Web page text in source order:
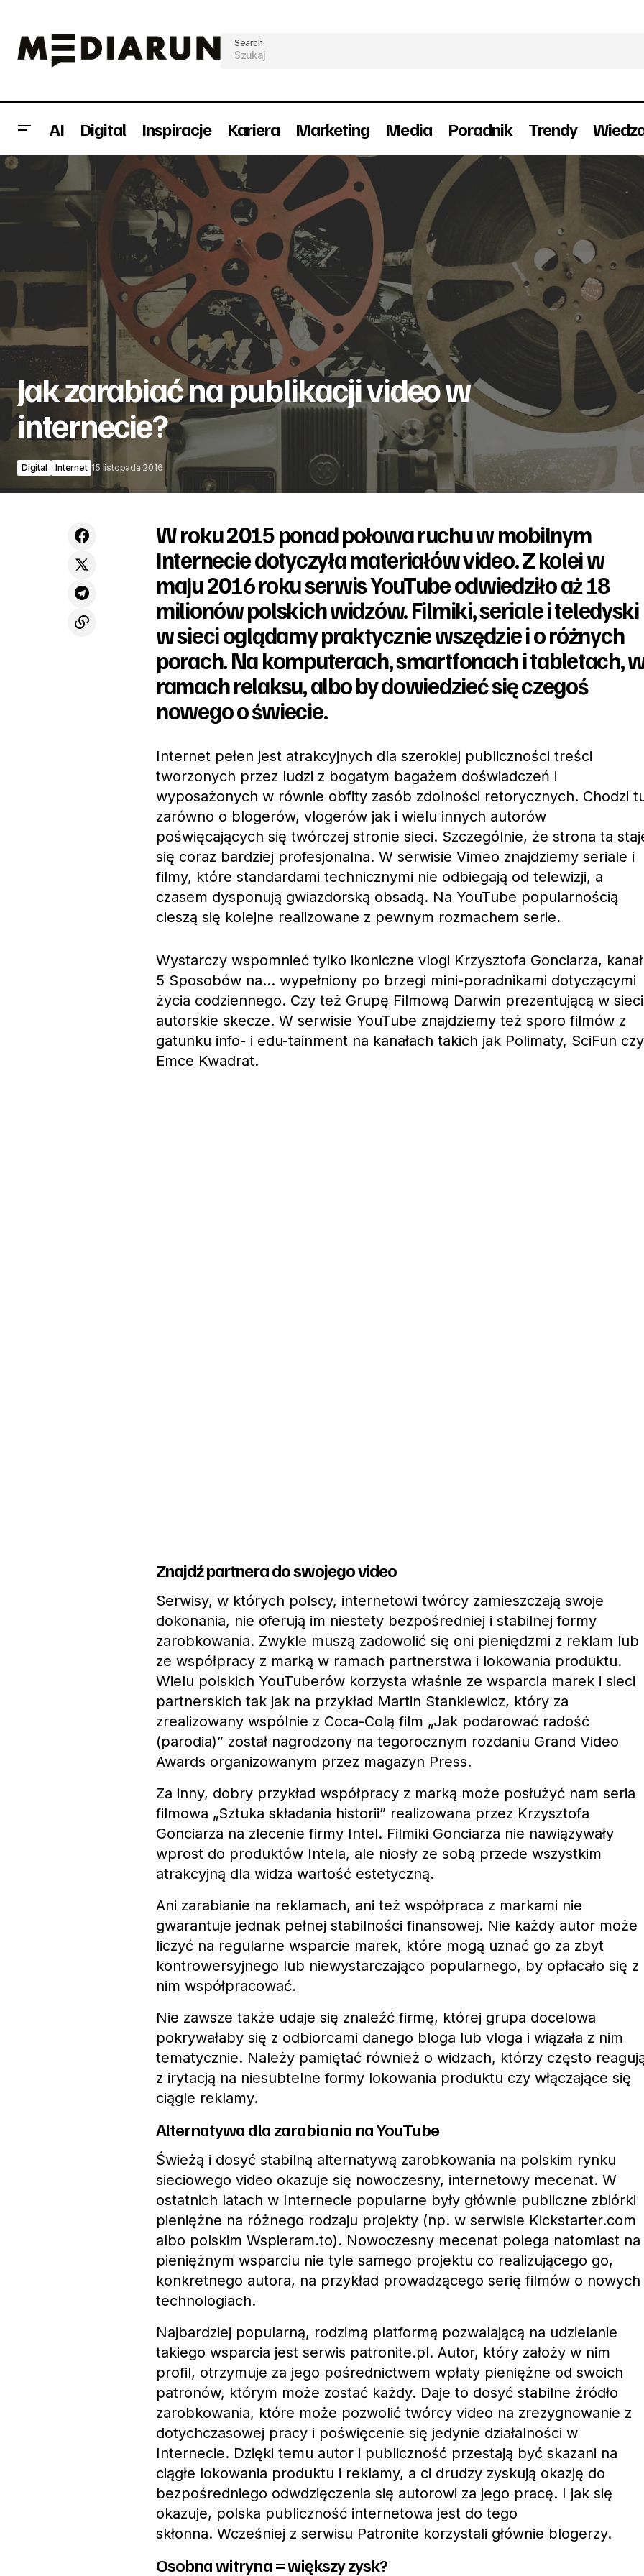
Search
AI Digital Inspiracje Kariera Marketing Media Poradnik Trendy
Nowa marka samochodowa LYNK &
Internet Jak zarabiać na publikacji video w internecie?
Jak zarabiać na publikacji video w
internecie?
Digital Internet 15 listopada 2016
W roku 2015 ponad połowa ruchu w mobilnym
Internecie dotyczyła materiałów video. Z kolei w
maju 2016 roku serwis YouTube odwiedziło aż 18
milionów polskich widzów. Filmiki, seriale i teledyski
w sieci oglądamy praktycznie wszędzie i o różnych
porach. Na komputerach, smartfonach i tabletach,
ramach relaksu, albo by dowiedzieć się czegoś
nowego o świecie.
Internet pełen jest atrakcyjnych dla szerokiej publiczności treści
tworzonych przez ludzi z bogatym bagażem doświadczeń i
wyposażonych w równie obfity zasób zdolności retorycznych. Chodzi
zarówno o blogerów, vlogerów jak i wielu innych autorów
poświęcających się twórczej stronie sieci. Szczególnie, że strona ta
się coraz bardziej profesjonalna. W serwisie Vimeo znajdziemy seriale i
filmy, które standardami technicznymi nie odbiegają od telewizji, a
czasem dysponują gwiazdorską obsadą. Na YouTube popularnością
cieszą się kolejne realizowane z pewnym rozmachem serie.
Wystarczy wspomnieć tylko ikoniczne vlogi Krzysztofa Gonciarza, kanał
5 Sposobów na… wypełniony po brzegi mini-poradnikami dotyczącymi
życia codziennego. Czy też Grupę Filmową Darwin prezentującą w sieci
autorskie skecze. W serwisie YouTube znajdziemy też sporo filmów z
gatunku info- i edu-tainment na kanałach takich jak Polimaty, SciFun czy
Emce Kwadrat.
Znajdź partnera do swojego video
Serwisy, w których polscy, internetowi twórcy zamieszczają swoje
dokonania, nie oferują im niestety bezpośredniej i stabilnej formy
zarobkowania. Zwykle muszą zadowolić się oni pieniędzmi z reklam lub
ze współpracy z marką w ramach partnerstwa i lokowania produktu.
Wielu polskich YouTuberów korzysta właśnie ze wsparcia marek i sieci
partnerskich tak jak na przykład Martin Stankiewicz, który za
zrealizowany wspólnie z Coca-Colą film „Jak podarować radość
(parodia)” został nagrodzony na tegorocznym rozdaniu Grand Video
Awards organizowanym przez magazyn Press.
Za inny, dobry przykład współpracy z marką może posłużyć nam seria
filmowa „Sztuka składania historii” realizowana przez Krzysztofa
Gonciarza na zlecenie firmy Intel. Filmiki Gonciarza nie nawiązywały
wprost do produktów Intela, ale niosły ze sobą przede wszystkim
atrakcyjną dla widza wartość estetyczną.
Ani zarabianie na reklamach, ani też współpraca z markami nie
gwarantuje jednak pełnej stabilności finansowej. Nie każdy autor może
liczyć na regularne wsparcie marek, które mogą uznać go za zbyt
kontrowersyjnego lub niewystarczająco popularnego, by opłacało się z
nim współpracować.
Nie zawsze także udaje się znaleźć firmę, której grupa docelowa
pokrywałaby się z odbiorcami danego bloga lub vloga i wiązała z nim
tematycznie. Należy pamiętać również o widzach, którzy często
z irytacją na niesubtelne formy lokowania produktu czy włączające się
ciągle reklamy.
Alternatywa dla zarabiania na YouTube
Świeżą i dosyć stabilną alternatywą zarobkowania na polskim rynku
sieciowego video okazuje się nowoczesny, internetowy mecenat. W
ostatnich latach w Internecie popularne były głównie publiczne zbiórki
pieniężne na różnego rodzaju projekty (np. w serwisie Kickstarter.com
albo polskim Wspieram.to). Nowoczesny mecenat polega natomiast na
pieniężnym wsparciu nie tyle samego projektu co realizującego go,
konkretnego autora, na przykład prowadzącego serię filmów o nowych
technologiach.
Najbardziej popularną, rodzimą platformą pozwalającą na udzielanie
takiego wsparcia jest serwis patronite.pl. Autor, który założy w nim
profil, otrzymuje za jego pośrednictwem wpłaty pieniężne od swoich
patronów, którym może zostać każdy. Daje to dosyć stabilne źródło
zarobkowania, które może pozwolić twórcy video na zrezygnowanie z
dotychczasowej pracy i poświęcenie się jedynie działalności w
Internecie. Dzięki temu autor i publiczność przestają być skazani na
ciągłe lokowania produktu i reklamy, a ci drudzy zyskują okazję do
bezpośredniego odwdzięczenia się autorowi za jego pracę. I jak się
okazuje, polska publiczność internetowa jest do tego
skłonna. Wcześniej z serwisu Patronite korzystali głównie blogerzy.
Osobna witryna = większy zysk?